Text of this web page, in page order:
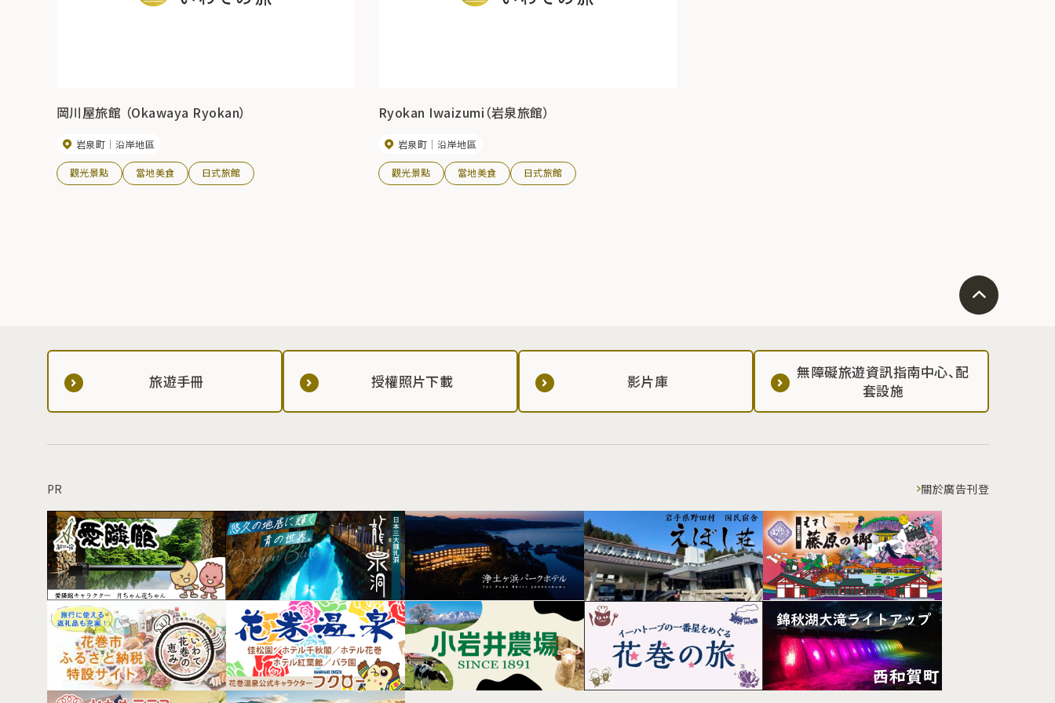
岡川屋旅館 （Okawaya Ryokan）
岩泉町 沿岸地區
觀光景點 當地美食 日式旅館
Ryokan Iwaizumi（岩泉旅館）
岩泉町 沿岸地區
觀光景點 當地美食 日式旅館
旅遊手冊 授權照片下載 影片庫
無障礙旅遊資訊指南中心、配
套設施
PR 關於廣告刊登